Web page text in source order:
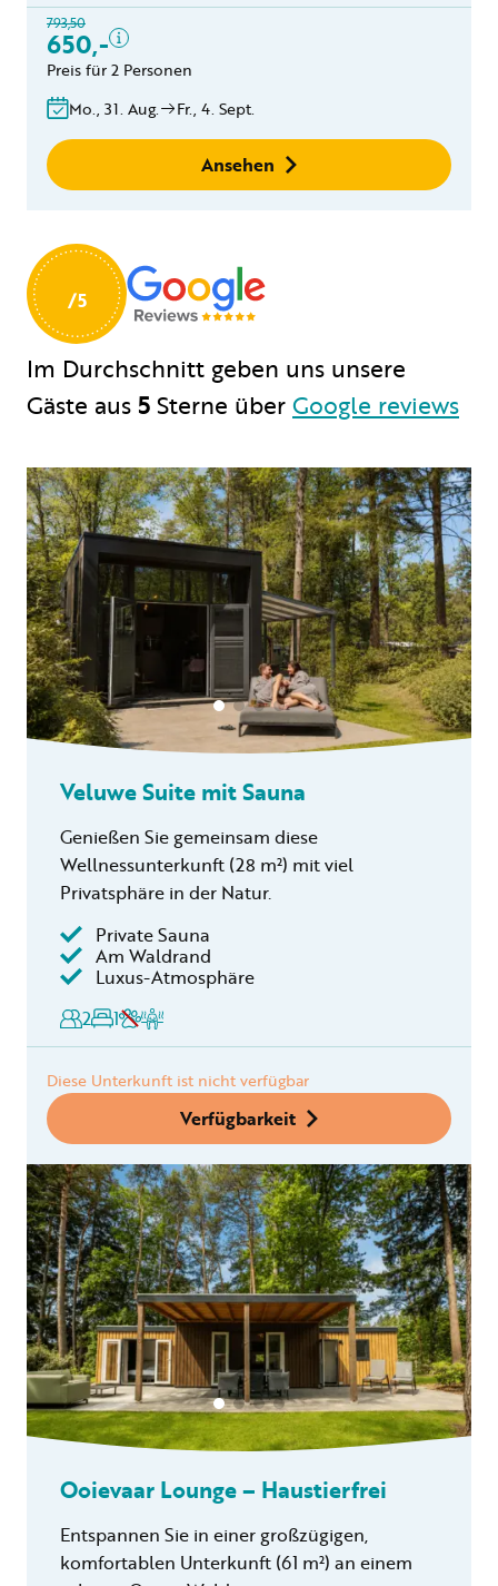
Veluwe Suite mit Sauna
Genießen Sie gemeinsam diese
Wellnessunterkunft (28 m²) mit viel
Privatsphäre in der Natur.
Private Sauna
Am Waldrand
Luxus-Atmosphäre
2
1
Diese Unterkunft ist nicht verfügbar
Verfügbarkeit
793,50
650,-
Stornierung innerhalb von
Keine
Buchungsgebühren
Preis für 2 Personen
Mo., 31. Aug. Fr., 4. Sept.
Ansehen
Ooievaar Lounge – Haustierfrei
Entspannen Sie in einer großzügigen,
komfortablen Unterkunft (61 m²) an einem
Im Durchschnitt geben uns unsere
Gäste aus 5 Sterne über Google reviews